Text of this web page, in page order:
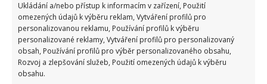
Ukládání a/nebo přístup k informacím v zařízení, Použití
omezených údajů k výběru reklam, Vytváření profilů pro
personalizovanou reklamu, Používání profilů k výběru
personalizované reklamy, Vytváření profilů pro personalizovaný
obsah, Používání profilů pro výběr personalizovaného obsahu,
Rozvoj a zlepšování služeb, Použití omezených údajů k výběru
obsahu.